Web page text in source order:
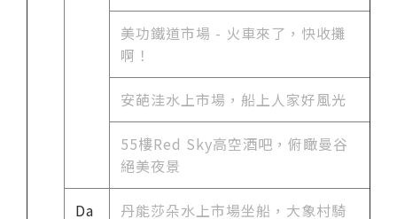
美功鐵道市場 - 火車來了，快收攤
啊！
安葩洼水上市場，船上人家好風光
55樓Red Sky高空酒吧，俯瞰曼谷
絕美夜景
Da
丹能莎朵水上市場坐船，大象村騎